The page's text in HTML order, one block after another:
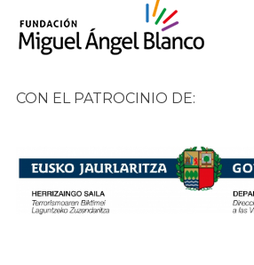
CON EL PATROCINIO DE: